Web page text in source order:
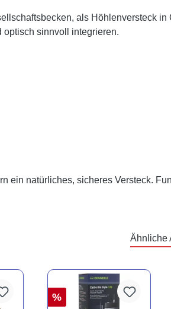
als Höhlenversteck
optisch sinnvoll integrieren.
ein natürliches, sicheres Versteck.
Ähnliche
%